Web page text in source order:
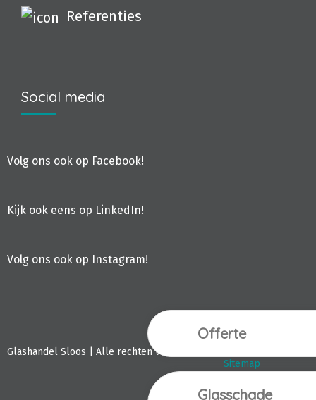
Referenties
Social media
Volg ons ook op Facebook!
Kijk ook eens op LinkedIn!
Volg ons ook op Instagram!
Offerte
Glasschade
Glashandel Sloos | Alle rechten voorbehouden.
Webdesign Vanoo
Sitemap
Privacyverklaring